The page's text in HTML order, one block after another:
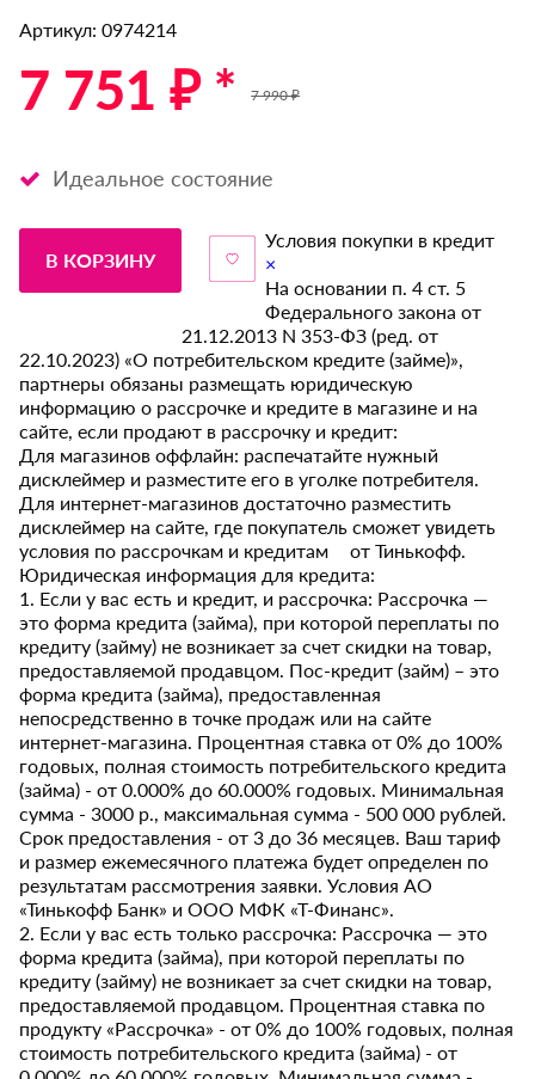
Артикул: 0974214
7 751 ₽ * 7 990 ₽
Идеальное состояние
В КОРЗИНУ
Условия покупки в кредит
×
На основании п. 4 ст. 5
Федерального закона от
21.12.2013 N 353-ФЗ (ред. от
22.10.2023) «О потребительском кредите (займе)»,
партнеры обязаны размещать юридическую
информацию о рассрочке и кредите в магазине и на
сайте, если продают в рассрочку и кредит:
Для магазинов оффлайн: распечатайте нужный
дисклеймер и разместите его в уголке потребителя.
Для интернет-магазинов достаточно разместить
дисклеймер на сайте, где покупатель сможет увидеть
условия по рассрочкам и кредитам от Тинькофф.
Юридическая информация для кредита:
1. Если у вас есть и кредит, и рассрочка: Рассрочка —
это форма кредита (займа), при которой переплаты по
кредиту (займу) не возникает за счет скидки на товар,
предоставляемой продавцом. Пос-кредит (займ) – это
форма кредита (займа), предоставленная
непосредственно в точке продаж или на сайте
интернет-магазина. Процентная ставка от 0% до 100%
годовых, полная стоимость потребительского кредита
(займа) - от 0.000% до 60.000% годовых. Минимальная
сумма - 3000 р., максимальная сумма - 500 000 рублей.
Срок предоставления - от 3 до 36 месяцев. Ваш тариф
и размер ежемесячного платежа будет определен по
результатам рассмотрения заявки. Условия АО
«Тинькофф Банк» и ООО МФК «Т-Финанс».
2. Если у вас есть только рассрочка: Рассрочка — это
форма кредита (займа), при которой переплаты по
кредиту (займу) не возникает за счет скидки на товар,
предоставляемой продавцом. Процентная ставка по
продукту «Рассрочка» - от 0% до 100% годовых, полная
стоимость потребительского кредита (займа) - от